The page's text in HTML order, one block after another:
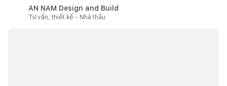
AN NAM Design and Build
Tư vấn, thiết kế - Nhà thầu